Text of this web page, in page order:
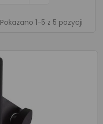
Pokazano 1-5 z 5 pozycji